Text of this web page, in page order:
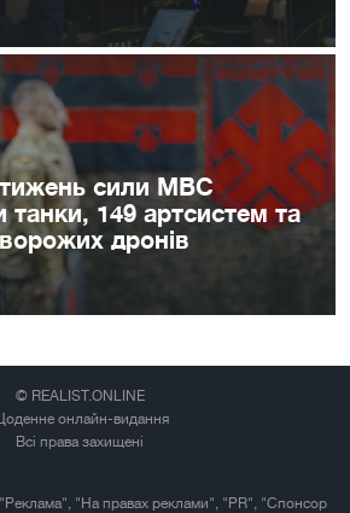
сили МВС
149 артсистем та
дронів
© REALIST.ONLINE
онлайн-видання
Всі права захищені
"На правах реклами", "PR", "Спонсор